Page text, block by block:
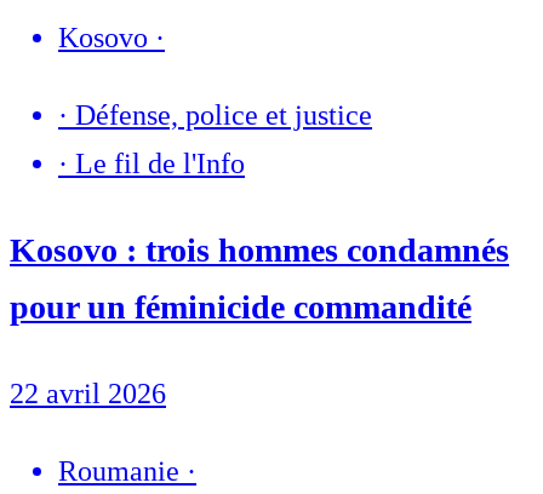
Kosovo ·
· Défense, police et justice
· Le fil de l'Info
Kosovo : trois hommes condamnés
pour un féminicide commandité
22 avril 2026
Roumanie ·